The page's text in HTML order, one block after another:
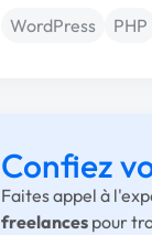
WordPress PHP
Confiez
Faites appel à
freelances pour